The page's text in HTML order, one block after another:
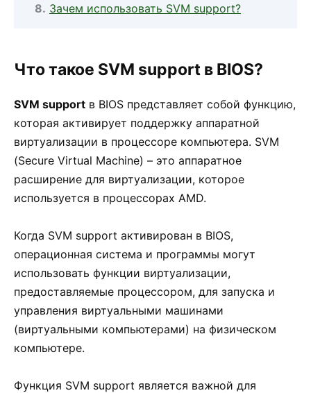
Зачем использовать SVM support?
Что такое SVM support в BIOS?
SVM support в BIOS представляет собой функцию,
которая активирует поддержку аппаратной
виртуализации в процессоре компьютера. SVM
(Secure Virtual Machine) – это аппаратное
расширение для виртуализации, которое
используется в процессорах AMD.
Когда SVM support активирован в BIOS,
операционная система и программы могут
использовать функции виртуализации,
предоставляемые процессором, для запуска и
управления виртуальными машинами
(виртуальными компьютерами) на физическом
компьютере.
Функция SVM support является важной для